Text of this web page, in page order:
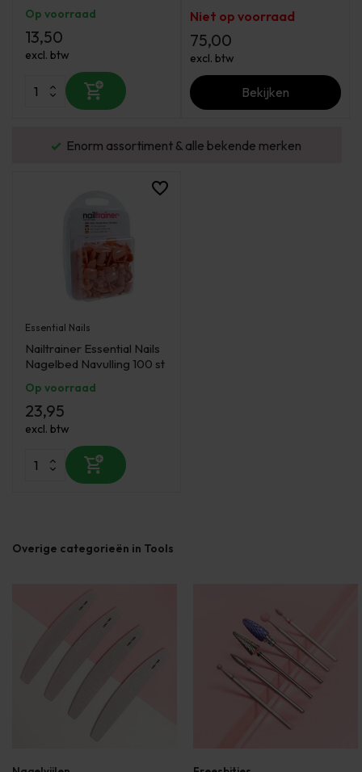
Op voorraad
13,50
excl. btw
Niet op voorraad
75,00
excl. btw
Bekijken
Enorm assortiment & alle bekende merken
Essential Nails
Nailtrainer Essential Nails
Nagelbed Navulling 100 st
Op voorraad
23,95
excl. btw
Overige categorieën in Tools